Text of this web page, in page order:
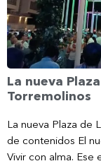
La nueva
Torremolinos
La nueva Plaza de
de contenidos El
Vivir con alma. Ese